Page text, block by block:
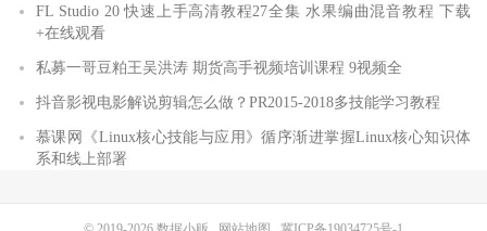
FL Studio 20 快速上手高清教程27全集 水果编曲混音教程 下载
+在线观看
私募一哥豆粕王吴洪涛 期货高手视频培训课程 9视频全
抖音影视电影解说剪辑怎么做？PR2015-2018多技能学习教程
慕课网《Linux核心技能与应用》循序渐进掌握Linux核心知识体
系和线上部署